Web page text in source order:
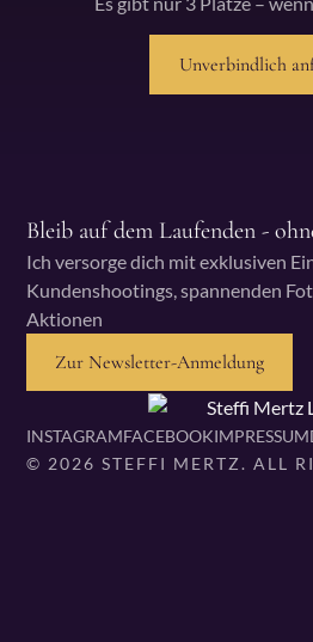
Unverbindlich
INSTAGRAMFACEBOOKIMPRESSUM
© 2026 STEFFI MERTZ. ALL
Bleib auf dem Laufenden -
Ich versorge dich mit exklusiven
Kundenshootings, spannenden
Aktionen
Zur Newsletter-Anmeldung